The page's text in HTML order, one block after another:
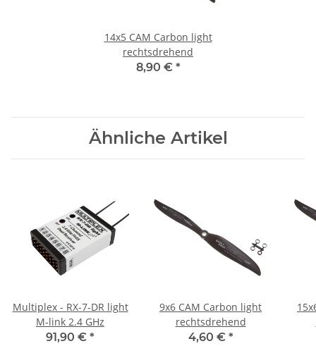
14x5 CAM Carbon light
rechtsdrehend
8,90 € *
Ähnliche Artikel
Multiplex - RX-7-DR light
M-link 2.4 GHz
91,90 € *
9x6 CAM Carbon light
rechtsdrehend
4,60 € *